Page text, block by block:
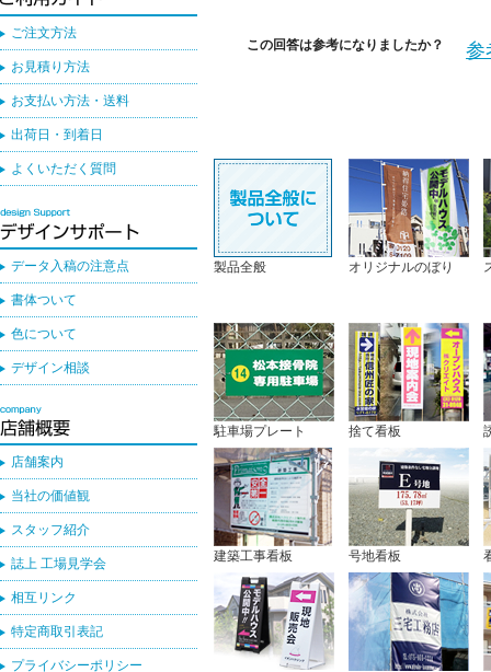
この回答は参考になりましたか？ 参
製品全般 オリジナルのぼり
駐車場プレート 捨て看板
建築工事看板 号地看板
ご注文方法
お見積り方法
お支払い方法・送料
出荷日・到着日
よくいただく質問
データ入稿の注意点
書体ついて
色について
デザイン相談
店舗案内
当社の価値観
スタッフ紹介
誌上 工場見学会
相互リンク
特定商取引表記
プライバシーポリシー